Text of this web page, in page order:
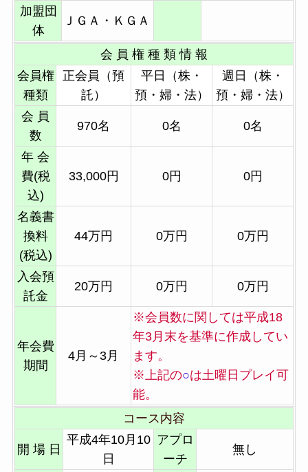
加盟団
体
ＪＧＡ・ＫＧＡ
会 員 権 種 類 情 報
会員権
種類
正会員（預
託）
平日（株・
預・婦・法）
週日（株・
預・婦・法）
会 員
数
970名 0名 0名
年 会
費(税
込)
33,000円 0円 0円
名義書
換料
(税込)
44万円 0万円 0万円
入会預
託金
20万円 0万円 0万円
年会費
期間
4月～3月
※会員数に関しては平成18
年3月末を基準に作成してい
ます。
※上記の○は土曜日プレイ可
能。
コース内容
開 場 日
平成4年10月10
日
アプロ
ーチ
無し